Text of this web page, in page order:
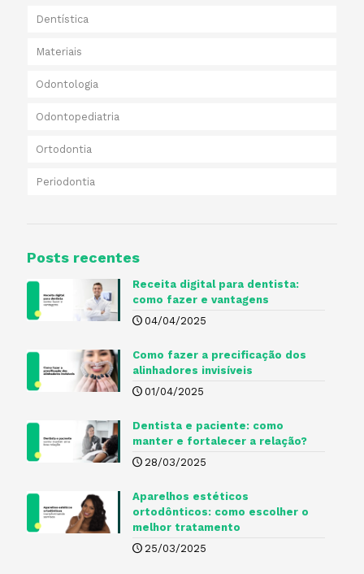
Dentística
Materiais
Odontologia
Odontopediatria
Ortodontia
Periodontia
Posts recentes
Receita digital para dentista​:
como fazer e vantagens
04/04/2025
Como fazer a precificação dos
alinhadores invisíveis
01/04/2025
Dentista e paciente: como
manter e fortalecer a relação?
28/03/2025
Aparelhos estéticos
ortodônticos: como escolher o
melhor tratamento
25/03/2025